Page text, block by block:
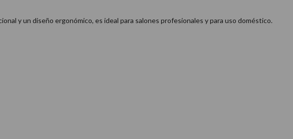
y un diseño ergonómico, es ideal para salones profesionales y para uso doméstico.